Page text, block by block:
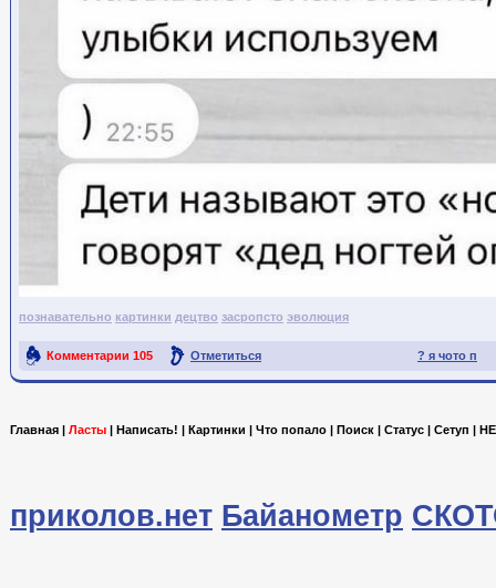
познавательно картинки децтво засропсто эволюция
? я чото п
Комментарии 105 Отметиться
Ссылка на пост
Главная Ласты Написать! Картинки Что попало Поиск Статус Сетуп
приколов.нет Байанометр